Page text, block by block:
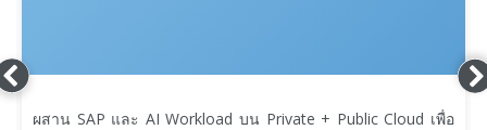
ผสาน SAP และ AI Workload บน Private + Public Cloud เพื่อ